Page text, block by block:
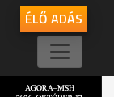
ÉLŐ ADÁS